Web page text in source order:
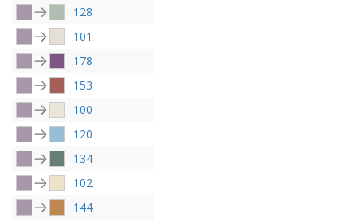
128
101
178
153
100
120
134
102
144